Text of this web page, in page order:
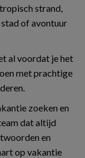
strand,
of avontuur
al voordat je het
met prachtige
zoeken en
dat altijd
en
op vakantie